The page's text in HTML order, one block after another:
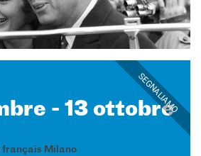
utili: Calendario
DELF DALF
lingua TCF
TRADUZIONE
- 13 ottobre
Milano
SEGNALIAMO